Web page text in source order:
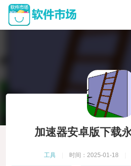
加速器安卓版下载
工具 时间：2025-01-18